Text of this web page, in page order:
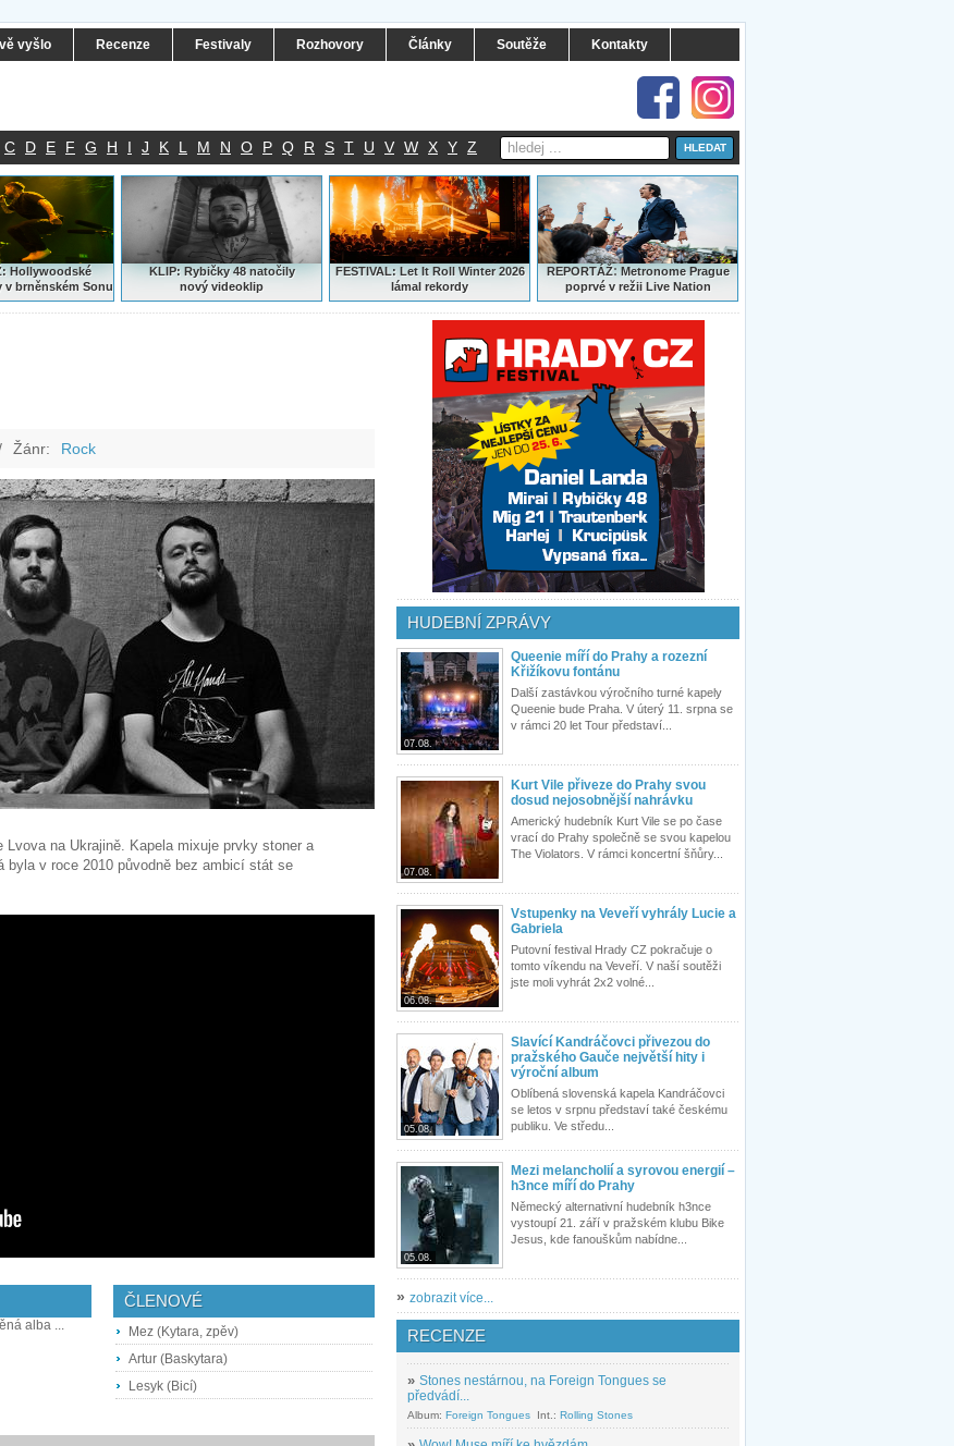
vyšlo Recenze Festivaly Rozhovory Články Soutěže Kontakty
C D E F G H I J K L M N O P Q R S T U V W X Y Z
Hollywoodské
v brněnském Sonu
KLIP: Rybičky 48 natočily
nový videoklip
FESTIVAL: Let It Roll Winter 2026
lámal rekordy
REPORTÁŽ:Metronome Prague
poprvé v režii Live Nation
Žánr: Rock
Lvova na Ukrajině. Kapela mixuje prvky stoner a
byla v roce 2010 původně bez ambicí stát se
alba ...
ČLENOVÉ
Mez (Kytara, zpěv)
Artur (Baskytara)
Lesyk (Bicí)
HUDEBNÍ ZPRÁVY
07.08.
Queenie míří do Prahy a rozezní
Křižíkovu fontánu
Další zastávkou výročního turné kapely
Queenie bude Praha. V úterý 11. srpna se
v rámci 20 let Tour představí...
07.08.
Kurt Vile přiveze do Prahy svou
dosud nejosobnější nahrávku
Americký hudebník Kurt Vile se po čase
vrací do Prahy společně se svou kapelou
The Violators. V rámci koncertní šňůry...
06.08.
Vstupenky na Veveří vyhrály Lucie a
Gabriela
Putovní festival Hrady CZ pokračuje o
tomto víkendu na Veveří. V naší soutěži
jste moli vyhrát 2x2 volné...
05.08.
Slavící Kandráčovci přivezou do
pražského Gauče největší hity i
výroční album
Oblíbená slovenská kapela Kandráčovci
se letos v srpnu představí také českému
publiku. Ve středu...
05.08.
Mezi melancholií a syrovou energií –
h3nce míří do Prahy
Německý alternativní hudebník h3nce
vystoupí 21. září v pražském klubu Bike
Jesus, kde fanouškům nabídne...
» zobrazit více...
RECENZE
» Stones nestárnou, na Foreign Tongues se
předvádí...
Album: Foreign Tongues Int.: Rolling Stones